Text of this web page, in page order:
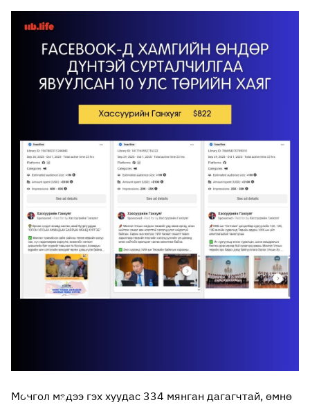
Монгол мэдээ гэх хуудас 334 мянган дагагчтай, өмнө